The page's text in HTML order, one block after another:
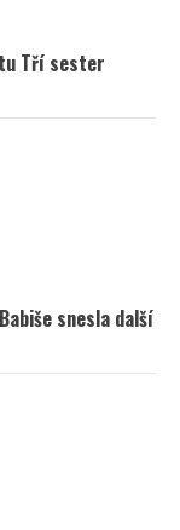
Tří sester
snesla další